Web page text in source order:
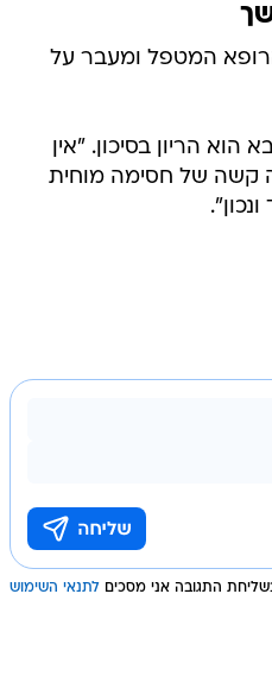
המטפל ומעבר על
הריון בסיכון. "אין
קשה של חסימה מוחית
התגובה אני מסכים לתנאי השימוש